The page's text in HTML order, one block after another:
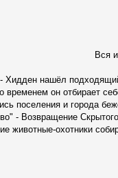
Вся
Хидден нашёл
временем он отбирает
поселения и города
- Возвращение
животные-охотники